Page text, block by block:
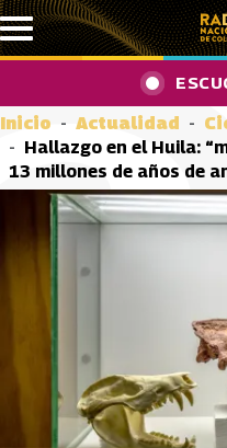
Pasar al contenido principal
Inicio Actualidad
Hallazgo en el Huila:
13 millones de años de